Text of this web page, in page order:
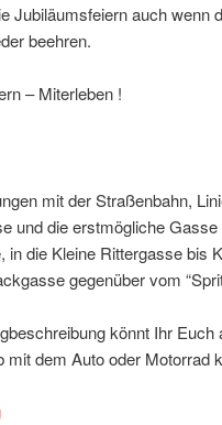
Jubiläumsfeiern auch wenn
beehren.
– Miterleben !
mit der Straßenbahn,
und die erstmögliche
in die Kleine Rittergasse bis
gegenüber vom
könnt Ihr
mit dem Auto oder Motorrad